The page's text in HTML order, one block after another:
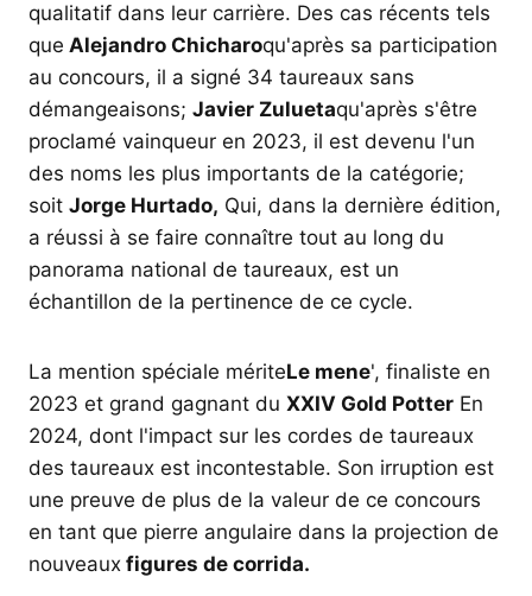
qualitatif dans leur carrière. Des cas récents tels
que Alejandro Chicharoqu'après sa participation
au concours, il a signé 34 taureaux sans
démangeaisons; Javier Zuluetaqu'après s'être
proclamé vainqueur en 2023, il est devenu l'un
des noms les plus importants de la catégorie;
soit Jorge Hurtado, Qui, dans la dernière édition,
a réussi à se faire connaître tout au long du
panorama national de taureaux, est un
échantillon de la pertinence de ce cycle.
La mention spéciale mériteLe mene', finaliste en
2023 et grand gagnant du XXIV Gold Potter En
2024, dont l'impact sur les cordes de taureaux
des taureaux est incontestable. Son irruption est
une preuve de plus de la valeur de ce concours
en tant que pierre angulaire dans la projection de
nouveaux figures de corrida.